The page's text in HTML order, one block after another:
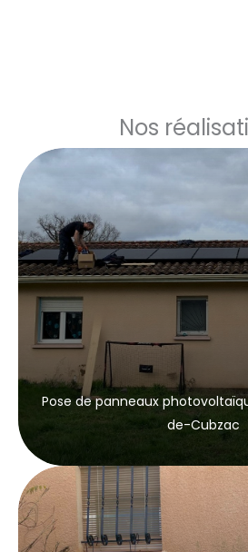
Nos
Pose de panneaux
de-Cubzac